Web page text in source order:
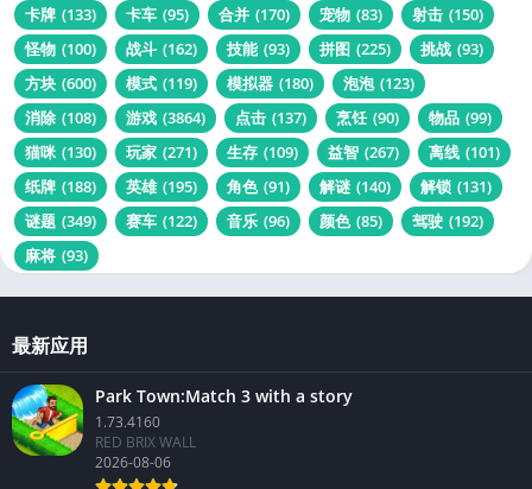
卡牌 (133) 卡车 (95) 合并 (170) 宠物 (83) 射击 (150)
怪物 (100) 战斗 (162) 技能 (93) 拼图 (225) 挑战 (93)
方块 (600) 模式 (119) 模拟器 (180) 泡泡 (123)
消除 (108) 游戏 (3864) 点击 (137) 烹饪 (90) 物品 (99)
猫咪 (130) 玩家 (271) 生存 (109) 益智 (267) 离线 (101)
纸牌 (188) 英雄 (195) 角色 (91) 解谜 (140) 解锁 (131)
谜题 (349) 赛车 (122) 音乐 (96) 颜色 (85) 驾驶 (192)
麻将 (93)
最新应用
Park Town:Match 3 with a story
1.73.4160
RED BRIX WALL
2026-08-06